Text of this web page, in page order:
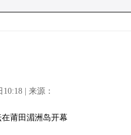
| 来源：
莆田湄洲岛开幕